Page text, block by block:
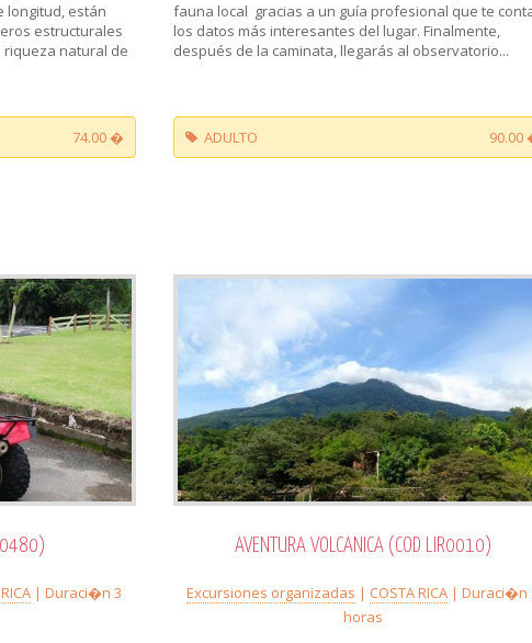
longitud, están
estructurales
natural de
74.00 �
fauna local gracias a un guía profesional que te
los datos más interesantes del lugar. Finalmente,
después de la caminata, llegarás al observatorio...
ADULTO 90.00
| Duraci�n 3
AVENTURA VOLCANICA (COD LIR0010)
Excursiones organizadas | COSTA RICA | Duraci�n
horas